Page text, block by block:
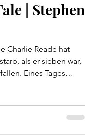
| Stephen
Charlie Reade hat
als er sieben war,
Eines Tages
Reise in eine andere,
Kreaturen ihr
sehen in Charlie